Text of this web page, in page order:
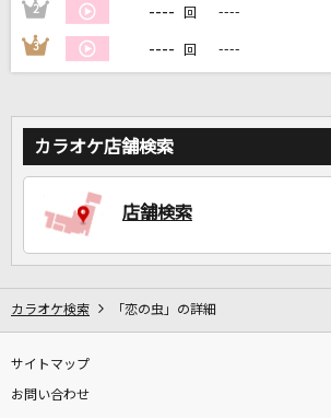
2 ---- 回 ----
3 ---- 回 ----
カラオケ店舗検索
店舗検索
カラオケ検索 「恋の虫」の詳細
サイトマップ
お問い合わせ